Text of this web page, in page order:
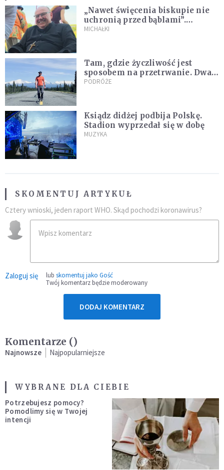
„Nawet święcenia biskupie nie
uchronią przed bąblami”.
Archidiecezja pokazała
MICHAŁKI
Tam, gdzie życzliwość jest
sposobem na przetrwanie. Dwa
tygodnie na Alasce [REPORTAŻ]
PODRÓŻE
Ksiądz didżej podbija Polskę.
Stadion wyprzedał się w dobę
MUZYKA
SKOMENTUJ ARTYKUŁ
Cztery wnioski, jeden raport WHO. Skąd pochodzi koronawirus?
Zaloguj się lub skomentuj jako Gość
Twój komentarz będzie moderowany
DODAJ KOMENTARZ
Komentarze ()
Najnowsze Najpopularniejsze
WYBRANE DLA CIEBIE
Potrzebujesz pomocy?
Pomodlimy się w Twojej
intencji